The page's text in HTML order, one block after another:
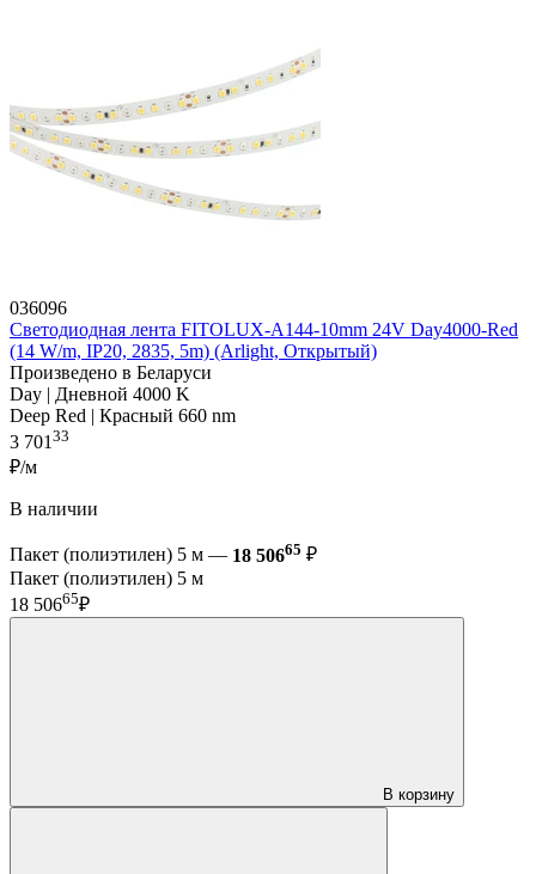
036096
Светодиодная лента FITOLUX-A144-10mm 24V Day4000-Red
(14 W/m, IP20, 2835, 5m) (Arlight, Открытый)
Произведено в Беларуси
Day | Дневной 4000 K
Deep Red | Красный 660 nm
3 70133
₽/м
В наличии
Пакет (полиэтилен) 5 м — 18 50665 ₽
Пакет (полиэтилен) 5 м
18 50665₽
В корзину